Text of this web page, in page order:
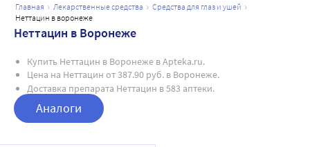
главная лекарственные средства
средства для глаз и ушей
неттацин в воронеже
Неттацин в Воронеже
Купить Неттацин в Воронеже в Apteka.ru.
Цена на Неттацин от 387.90 руб. в Воронеже.
Доставка препарата Неттацин в 583 аптеки.
Аналоги